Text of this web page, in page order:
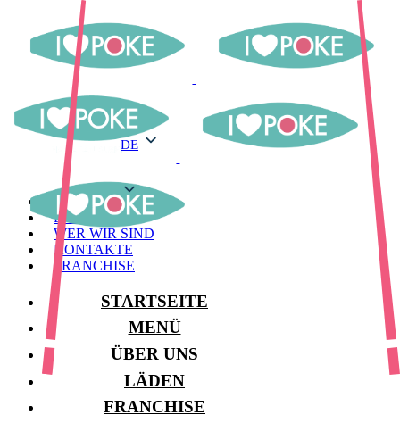
DE
MENÜ
LAGER
WER WIR SIND
KONTAKTE
FRANCHISE
STARTSEITE
MENÜ
ÜBER UNS
LÄDEN
FRANCHISE